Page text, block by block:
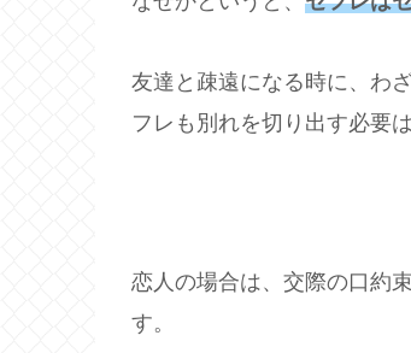
友達と疎遠になる時に、わ
フレも別れを切り出す必要
恋人の場合は、交際の口約
す。